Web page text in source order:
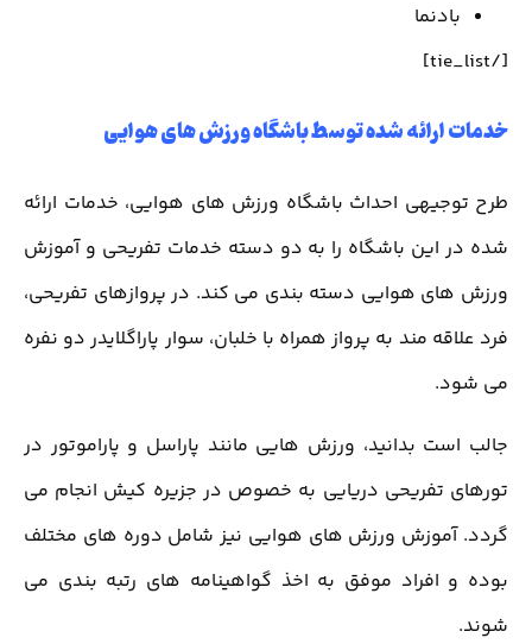
بادنما
[/tie_list]
خدمات ارائه شده توسط باشگاه ورزش های هوایی
طرح توجیهی احداث باشگاه ورزش های هوایی، خدمات ارائه
شده در این باشگاه را به دو دسته خدمات تفریحی و آموزش
ورزش های هوایی دسته بندی می کند. در پروازهای تفریحی،
فرد علاقه مند به پرواز همراه با خلبان، سوار پاراگلایدر دو نفره
می شود.
جالب است بدانید، ورزش هایی مانند پاراسل و پاراموتور در
تورهای تفریحی دریایی به خصوص در جزیره کیش انجام می
گردد. آموزش ورزش های هوایی نیز شامل دوره های مختلف
بوده و افراد موفق به اخذ گواهینامه های رتبه بندی می
شوند.